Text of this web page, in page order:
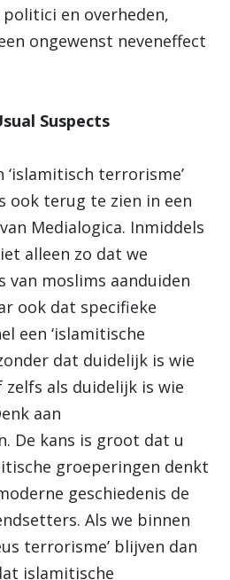
en overheden,
ongewenst neveneffect
Suspects
terrorisme’
ook terug te zien in een
Medialogica. Inmiddels
alleen zo dat we
moslims aanduiden
ook dat specifieke
een ‘islamitische
dat duidelijk is wie
als duidelijk is wie
aan
De kans is groot dat u
groeperingen denkt
geschiedenis de
Als we binnen
terrorisme’ blijven dan
islamitische